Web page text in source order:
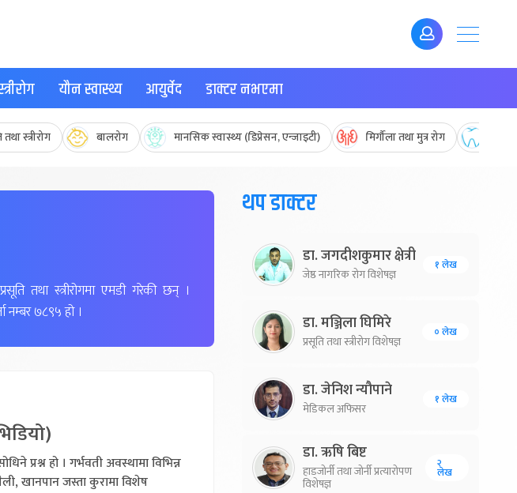
यौन स्वास्थ्य आयुर्वेद डाक्टर नभएमा
स्त्रीरोग बालरोग मानसिक स्वास्थ्य (डिप्रेसन, एन्जाइटी) मिर्गौला तथा मुत्र रोग
तथा स्त्रीरोगमा एमडी गरेकी छन् ।
नम्बर ७८९५ हो ।
प्रश्न हो । गर्भवती अवस्थामा विभिन्न
खानपान जस्ता कुरामा विशेष
थप डाक्टर
डा. जगदीशकुमार क्षेत्री
जेष्ठ नागरिक रोग विशेषज्ञ
१ लेख
डा. मञ्जिला घिमिरे
प्रसूति तथा स्त्रीरोग विशेषज्ञ
० लेख
डा. जेनिश न्यौपाने
मेडिकल अफिसर
१ लेख
डा. ऋषि बिष्ट
हाडजोर्नी तथा जोर्नी प्रत्यारोपण
विशेषज्ञ
२
लेख